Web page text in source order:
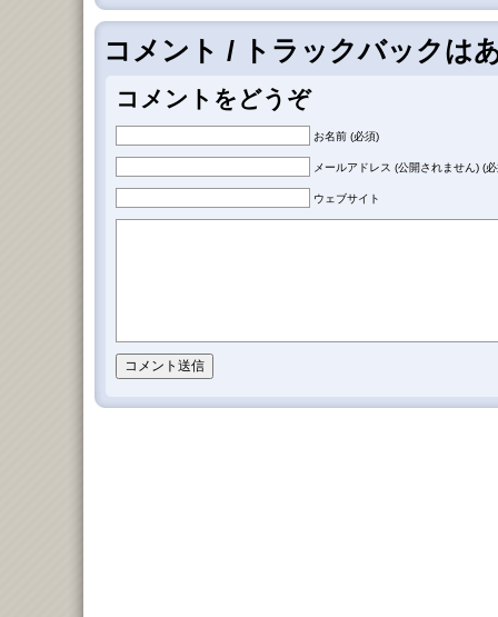
コメント / トラックバックは
コメントをどうぞ
お名前 (必須)
メールアドレス (公開されません) (
ウェブサイト